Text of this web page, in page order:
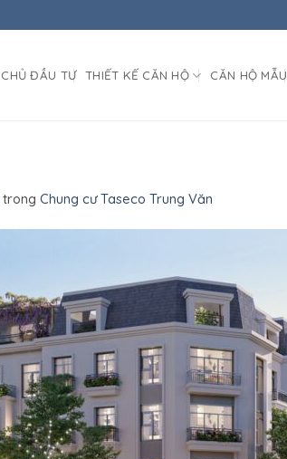
CHỦ ĐẦU TƯ THIẾT KẾ CĂN HỘ CĂN HỘ MẪU
trong Chung cư Taseco Trung Văn